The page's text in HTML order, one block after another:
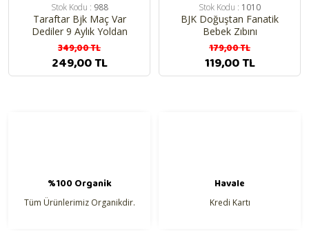
Stok Kodu : 988
Taraftar Bjk Maç Var
Dediler 9 Aylık Yoldan
Geldim Penye Battaniye
349,00 TL
249,00 TL
Stok Kodu : 1010
BJK Doğuştan Fanatik
Bebek Zıbını
179,00 TL
119,00 TL
%100 Organik
Tüm Ürünlerimiz Organikdir.
Havale
Kredi Kartı